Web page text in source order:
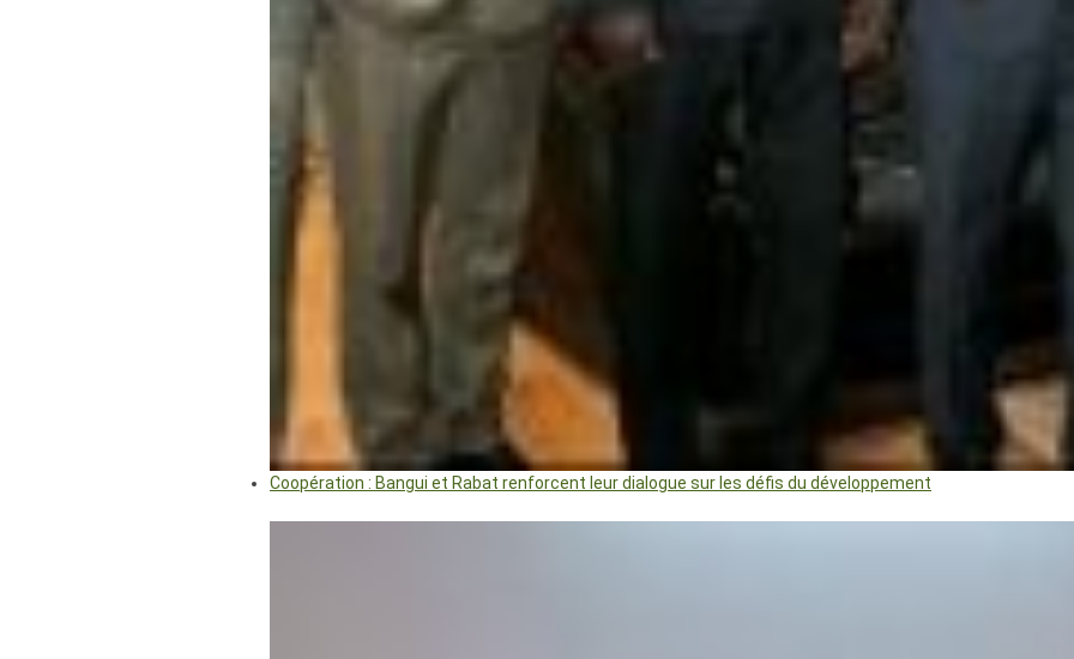
Coopération : Bangui et Rabat renforcent leur dialogue sur les défis du développement